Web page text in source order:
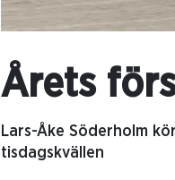
Årets
Lars-Åke Söderholm
tisdagskvällen